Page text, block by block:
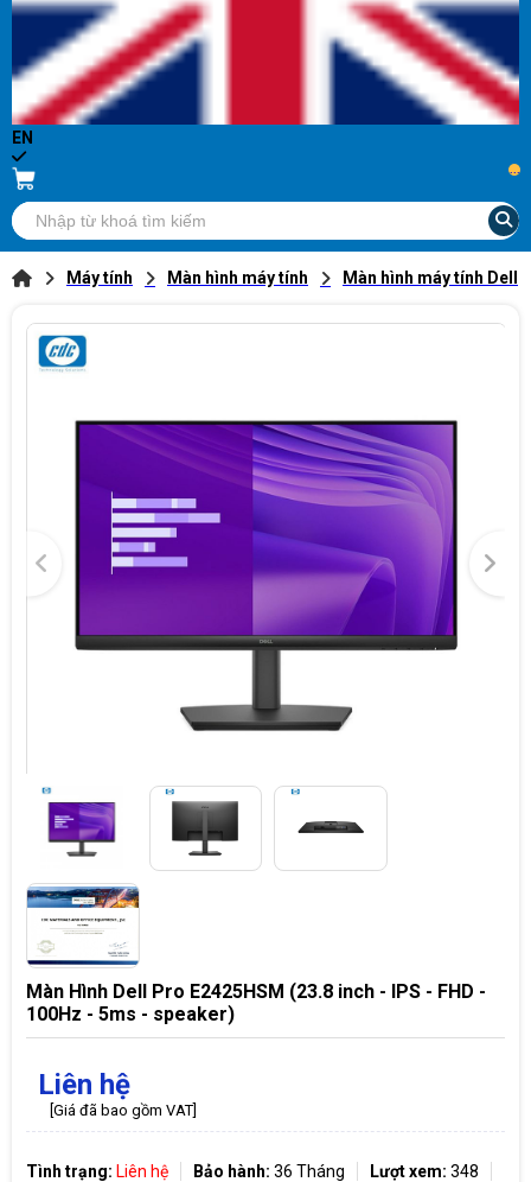
EN
...
Máy tính Màn hình máy tính Màn hình máy tính Dell
Màn Hình Dell Pro E2425HSM (23.8 inch - IPS - FHD -
100Hz - 5ms - speaker)
Liên hệ
[Giá đã bao gồm VAT]
Tình trạng: Liên hệ Bảo hành: 36 Tháng Lượt xem: 348